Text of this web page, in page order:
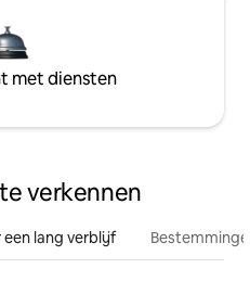
met diensten
verkennen
een lang verblijf